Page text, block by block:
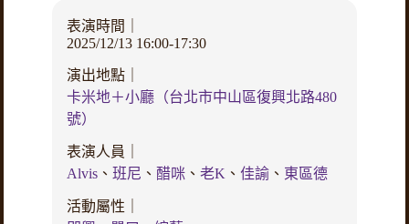
表演時間｜
2025/12/13 16:00-17:30
演出地點｜
卡米地＋小廳（台北市中山區復興北路480
號）
表演人員｜
Alvis、 班尼 、 醋咪、 老K、 佳諭、 東區德
活動屬性｜